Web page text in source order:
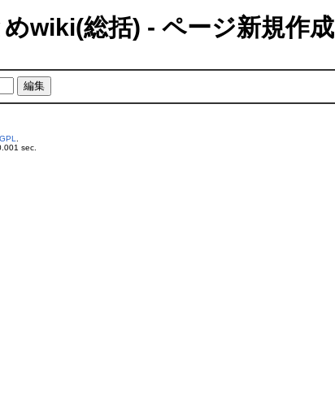
wiki(総括) - ページ新規作成
GPL
sec.